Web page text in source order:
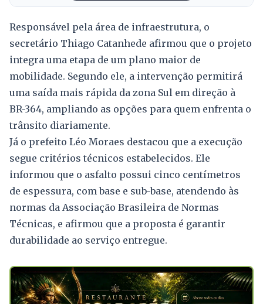
Responsável pela área de infraestrutura, o
secretário Thiago Catanhede afirmou que o projeto
integra uma etapa de um plano maior de
mobilidade. Segundo ele, a intervenção permitirá
uma saída mais rápida da zona Sul em direção à
BR-364, ampliando as opções para quem enfrenta o
trânsito diariamente.
Já o prefeito Léo Moraes destacou que a execução
segue critérios técnicos estabelecidos. Ele
informou que o asfalto possui cinco centímetros
de espessura, com base e sub-base, atendendo às
normas da Associação Brasileira de Normas
Técnicas, e afirmou que a proposta é garantir
durabilidade ao serviço entregue.